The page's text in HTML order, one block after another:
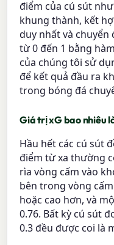
điểm của cú sút
khung thành, kết
duy nhất và chuyển
từ 0 đến 1 bằng
của chúng tôi sử
để kết quả đầu ra
trong bóng đá
Giá trị xG bao nhiêu
Hầu hết các cú sút
điểm từ xa thường
rìa vòng cấm vào
bên trong vòng
hoặc cao hơn, và
0.76. Bất kỳ cú sút
0.3 đều được coi là